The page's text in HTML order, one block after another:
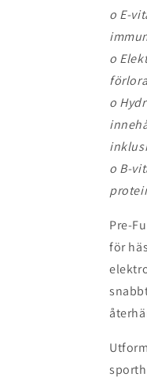
o E-
o
o
o B-
Pre-
för